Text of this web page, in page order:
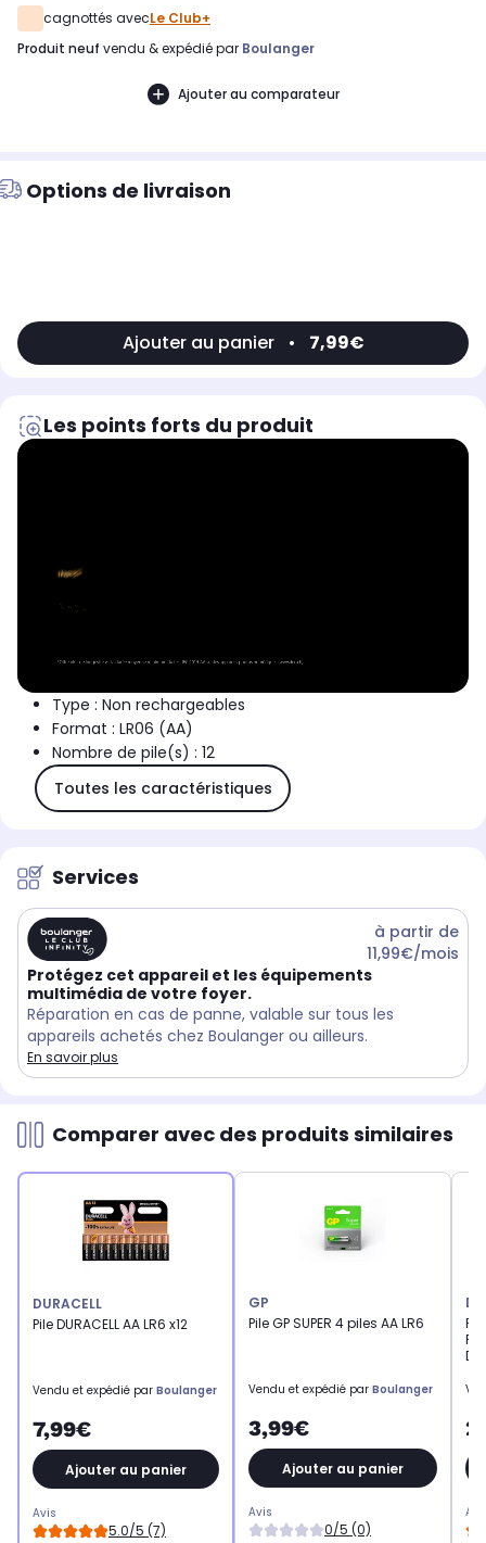
cagnottés avecLe Club+
produit neuf vendu & expédié par Boulanger
Ajouter au comparateur
Options de livraison
Ajouter au panier • 7,99€
Les points forts du produit
Type : Non rechargeables
Format : LR06 (AA)
Nombre de pile(s) : 12
Toutes les caractéristiques
Services
à partir de
11,99€/mois
Protégez cet appareil et les équipements
multimédia de votre foyer.
Réparation en cas de panne, valable sur tous les
appareils achetés chez Boulanger ou ailleurs.
En savoir plus
Comparer avec des produits similaires
DURACELL
Pile DURACELL AA LR6 x12
Vendu et expédié par Boulanger
7,99€
Ajouter au panier
Avis
5.0/5 (7)
GP
Pile GP SUPER 4 piles AA LR6
Vendu et expédié par Boulanger
3,99€
Ajouter au panier
Avis
0/5 (0)
DE